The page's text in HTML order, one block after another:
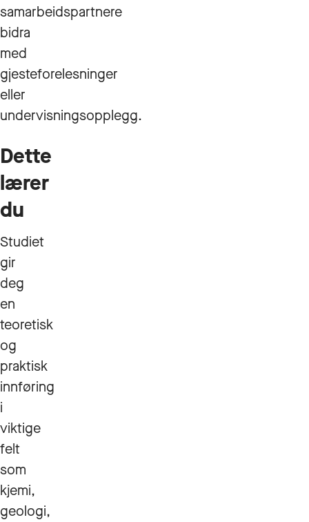
samarbeidspartnere
bidra
med
gjesteforelesninger
eller
undervisningsopplegg.
Dette
lærer
du
Studiet
gir
deg
en
teoretisk
og
praktisk
innføring
i
viktige
felt
som
kjemi,
geologi,